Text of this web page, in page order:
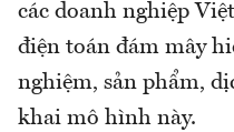
các doanh nghiệp
điện toán đám mây
nghiệm, sản phẩm,
khai mô hình này.